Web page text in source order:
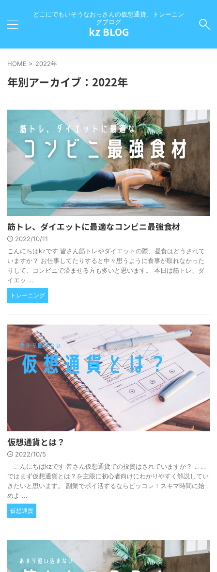
どこにでもいそうなおっさんの仮想通貨、トレーニン
グブログ
kz BLOG
HOME > 2022年
年別アーカイブ：2022年
筋トレ、ダイエットに最適なコンビニ最強食材
2022/10/11
こんにちはkzです 皆さん筋トレやダイエットの際、昼食はどうされて
いますか？ お仕事してたりすると中々思うように食事が取れなかった
りして、コンビニで済ませる方も多いと思います。 本日は筋トレ、ダ
イエッ ...
トレーニング
仮想通貨とは？
2022/10/5
こんにちはkzです 皆さん仮想通貨での投資はされていますか？ ここ
ではまず仮想通貨とは？を主眼に初心者向けにわかりやすく解説してい
きたいと思います。 副業でポイ活するならビッコレ！スキマ時間に始
めよ ...
仮想通貨